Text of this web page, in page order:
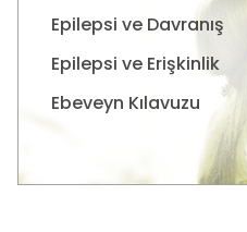
Epilepsi ve Davranış
Epilepsi ve Erişkinlik
Ebeveyn Kılavuzu